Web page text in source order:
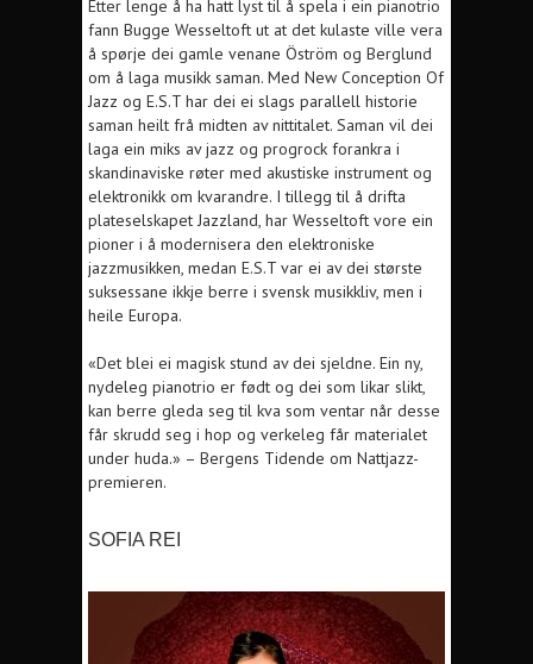
Etter lenge å ha hatt lyst til å spela i ein pianotrio
fann Bugge Wesseltoft ut at det kulaste ville vera
å spørje dei gamle venane Öström og Berglund
om å laga musikk saman. Med New Conception Of
Jazz og E.S.T har dei ei slags parallell historie
saman heilt frå midten av nittitalet. Saman vil dei
laga ein miks av jazz og progrock forankra i
skandinaviske røter med akustiske instrument og
elektronikk om kvarandre. I tillegg til å drifta
plateselskapet Jazzland, har Wesseltoft vore ein
pioner i å modernisera den elektroniske
jazzmusikken, medan E.S.T var ei av dei største
suksessane ikkje berre i svensk musikkliv, men i
heile Europa.
«Det blei ei magisk stund av dei sjeldne. Ein ny,
nydeleg pianotrio er født og dei som likar slikt,
kan berre gleda seg til kva som ventar når desse
får skrudd seg i hop og verkeleg får materialet
under huda.» – Bergens Tidende om Nattjazz-
premieren.
SOFIA REI